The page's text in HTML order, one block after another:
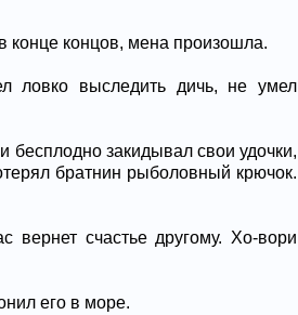
конце концов, мена произошла.
ловко выследить дичь, не умел
закидывал свои удочки,
братнин рыболовный крючок.
вернет счастье другому. Хо-вори
его в море.